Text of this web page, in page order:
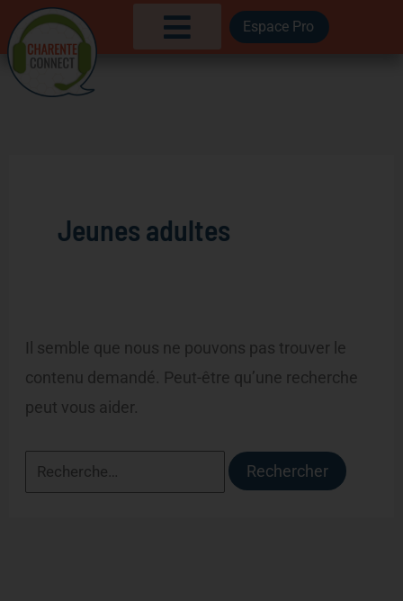
Aller
au
contenu
Espace Pro
Jeunes adultes
Il semble que nous ne pouvons pas trouver le
contenu demandé. Peut-être qu’une recherche
peut vous aider.
Rechercher :